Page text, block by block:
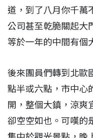
道，到了八月你千萬
公司甚至乾脆關起大
等於一年的中間有個
後來團員們轉到北歐
點半或六點，市中心
開，整個大鎮，涼爽
卻空空如也。可嘆的